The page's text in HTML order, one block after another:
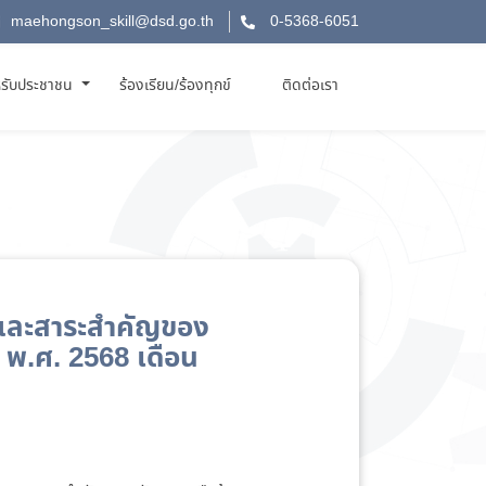
maehongson_skill@dsd.go.th 0-5368-6051
บประชาชน ร้องเรียน/ร้องทุกข์ ติดต่อเรา
ะสาระสำคัญของ
.ศ. 2568 เดือน